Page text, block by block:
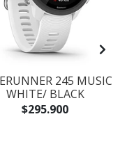
245 MUSIC
WHITE/ BLACK
$295.900